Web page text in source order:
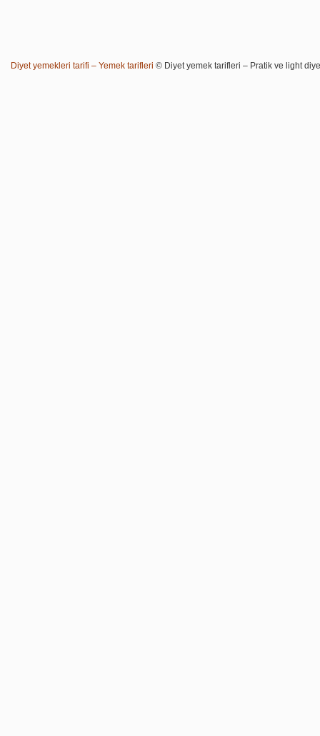
Diyet yemekleri tarifi – Yemek tarifleri © Diyet yemek tarifleri – Pratik ve light